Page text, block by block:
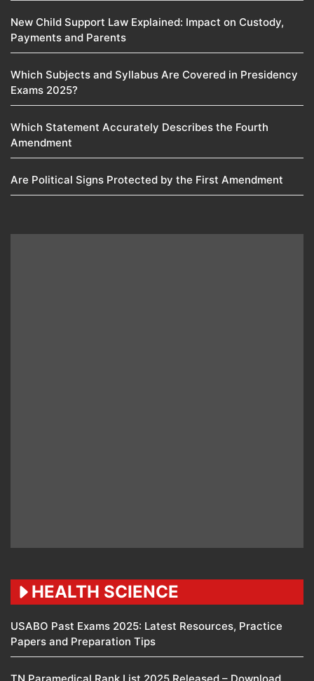
New Child Support Law Explained: Impact on Custody,
Payments and Parents
Which Subjects and Syllabus Are Covered in Presidency
Exams 2025?
Which Statement Accurately Describes the Fourth
Amendment​
Are Political Signs Protected by the First Amendment​
HEALTH SCIENCE
USABO Past Exams 2025: Latest Resources, Practice
Papers and Preparation Tips